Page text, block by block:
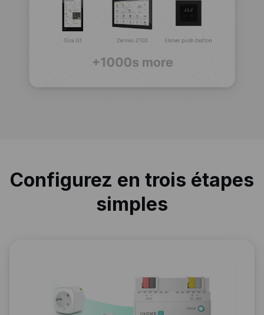
Configurez en trois étapes
simples